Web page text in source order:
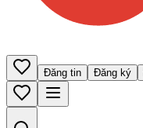
Đăng tin Đăng ký